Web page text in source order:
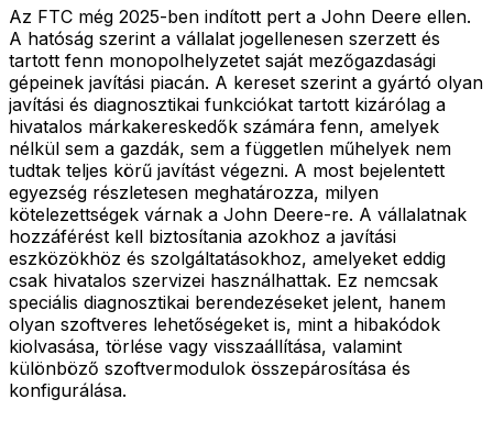
Az FTC még 2025-ben indított pert a John Deere ellen.
A hatóság szerint a vállalat jogellenesen szerzett és
tartott fenn monopolhelyzetet saját mezőgazdasági
gépeinek javítási piacán. A kereset szerint a gyártó olyan
javítási és diagnosztikai funkciókat tartott kizárólag a
hivatalos márkakereskedők számára fenn, amelyek
nélkül sem a gazdák, sem a független műhelyek nem
tudtak teljes körű javítást végezni. A most bejelentett
egyezség részletesen meghatározza, milyen
kötelezettségek várnak a John Deere-re. A vállalatnak
hozzáférést kell biztosítania azokhoz a javítási
eszközökhöz és szolgáltatásokhoz, amelyeket eddig
csak hivatalos szervizei használhattak. Ez nemcsak
speciális diagnosztikai berendezéseket jelent, hanem
olyan szoftveres lehetőségeket is, mint a hibakódok
kiolvasása, törlése vagy visszaállítása, valamint
különböző szoftvermodulok összepárosítása és
konfigurálása.